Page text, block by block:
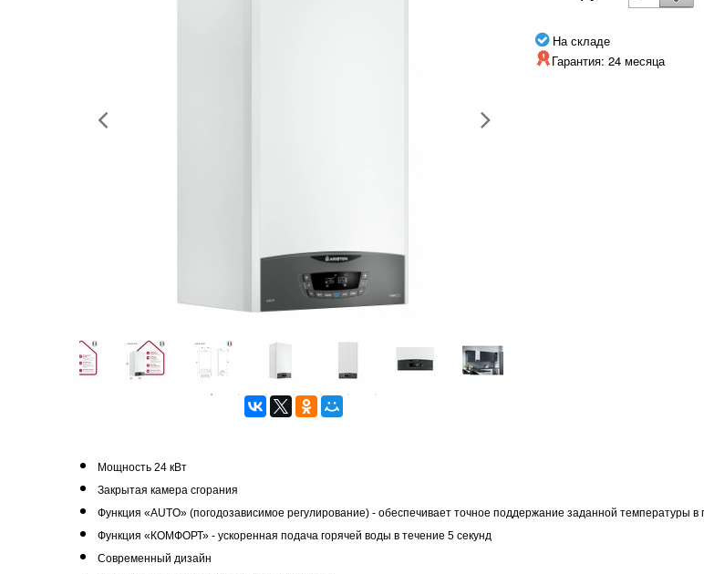
На складе
Гарантия: 24 месяца
Мощность 24 кВт
Закрытая камера сгорания
Функция «AUTO» (погодозависимое регулирование) - обеспечивает точное поддержание заданной температуры
Функция «КОМФОРТ» - ускоренная подача горячей воды в течение 5 секунд
Современный дизайн